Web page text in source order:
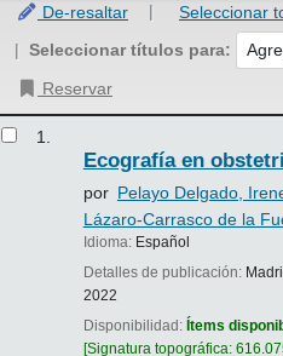
De-resaltar Seleccionar
Seleccionar títulos para:
Reservar
1.
Ecografía en
por Pelayo Delgado,
Lázaro-Carrasco de la
Idioma: Español
Detalles de publicación:
2022
Disponibilidad: Ítems
Signatura topográfica: